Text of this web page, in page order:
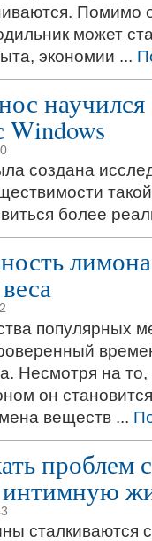
Помимо
может
экономии ...
научился
Windows
создана
более
популярных
Несмотря на
он
веществ ...
проблем
сталкиваются